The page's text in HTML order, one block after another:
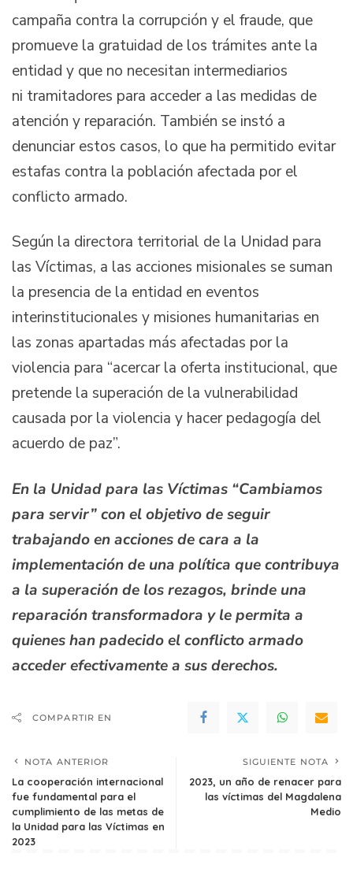
campaña contra la corrupción y el fraude, que
promueve la gratuidad de los trámites ante la
entidad y que no necesitan intermediarios
ni tramitadores para acceder a las medidas de
atención y reparación. También se instó a
denunciar estos casos, lo que ha permitido evitar
estafas contra la población afectada por el
conflicto armado.
Según la directora territorial de la Unidad para
las Víctimas, a las acciones misionales se suman
la presencia de la entidad en eventos
interinstitucionales y misiones humanitarias en
las zonas apartadas más afectadas por la
violencia para “acercar la oferta institucional, que
pretende la superación de la vulnerabilidad
causada por la violencia y hacer pedagogía del
acuerdo de paz”.
En la Unidad para las Víctimas “Cambiamos
para servir” con el objetivo de seguir
trabajando en acciones de cara a la
implementación de una política que contribuya
a la superación de los rezagos, brinde una
reparación transformadora y le permita a
quienes han padecido el conflicto armado
acceder efectivamente a sus derechos.
COMPARTIR EN
NOTA ANTERIOR
La cooperación internacional
fue fundamental para el
cumplimiento de las metas de
la Unidad para las Víctimas en
2023
SIGUIENTE NOTA
2023, un año de renacer para
las víctimas del Magdalena
Medio